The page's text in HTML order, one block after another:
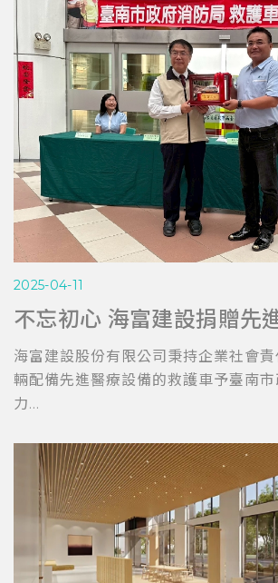
2025-04-11
海富建設股份有限公司秉持企業社會
輛配備先進醫療設備的救護車予臺南
力...